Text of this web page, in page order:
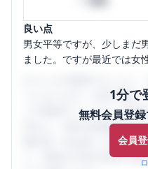
良い点
男女平等ですが、少しまだ
ました。ですが最近では女
1分で
無料会員登
会員
うになります。SHEHUB(
ミの投稿サイトです。給与
判など、女性の転職は気に
輩社員（元社員）の口コミ
り、将来の不安や現在の悩